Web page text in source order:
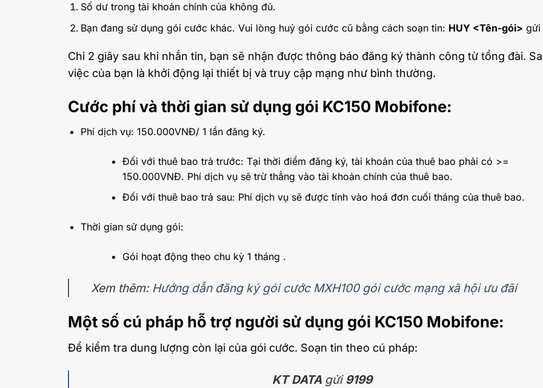
Số dư trong tài khoản chính của không đủ.
Bạn đang sử dụng gói cước khác. Vui lòng huỷ gói cước cũ bằng cách soạn tin: HUY <Tên-gói> gửi
Chỉ 2 giây sau khi nhắn tin, bạn sẽ nhận được thông báo đăng ký thành công từ tổng đài.
việc của bạn là khởi động lại thiết bị và truy cập mạng như bình thường.
Cước phí và thời gian sử dụng gói KC150 Mobifone:
Phí dịch vụ: 150.000VNĐ/ 1 lần đăng ký.
Đối với thuê bao trả trước: Tại thời điểm đăng ký, tài khoản của thuê bao phải có >=
150.000VNĐ. Phí dịch vụ sẽ trừ thẳng vào tài khoản chính của thuê bao.
Đối với thuê bao trả sau: Phí dịch vụ sẽ được tính vào hoá đơn cuối tháng của thuê bao.
Thời gian sử dụng gói:
Gói hoạt động theo chu kỳ 1 tháng .
Xem thêm: Hướng dẫn đăng ký gói cước MXH100 gói cước mạng xã hội ưu đãi
Một số cú pháp hỗ trợ người sử dụng gói KC150 Mobifone:
Để kiểm tra dung lượng còn lại của gói cước. Soạn tin theo cú pháp:
KT DATA gửi 9199